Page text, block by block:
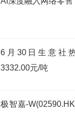
6月30日生意社
3332.00元/吨
极智嘉-